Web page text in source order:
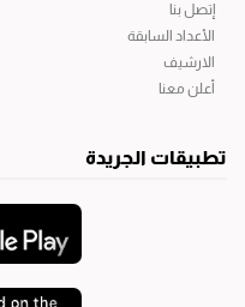
إتصل بنا
الأعداد السابقة
الارشيف
أعلن معنا
تطبيقات الجريدة